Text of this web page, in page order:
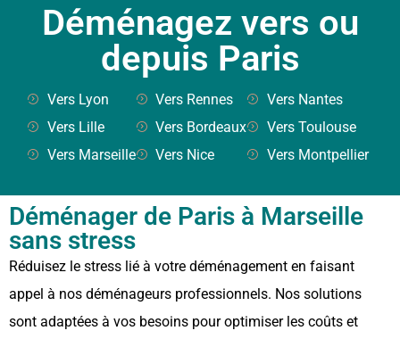
Déménagez vers ou
depuis Paris
Vers Lyon
Vers Lille
Vers Marseille
Vers Rennes
Vers Bordeaux
Vers Nice
Vers Nantes
Vers Toulouse
Vers Montpellier
Déménager de Paris à Marseille
sans stress
Réduisez le stress lié à votre déménagement en faisant
appel à nos déménageurs professionnels. Nos solutions
sont adaptées à vos besoins pour optimiser les coûts et